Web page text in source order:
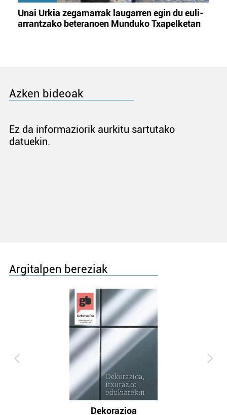
Unai Urkia zegamarrak laugarren egin du euli-
arrantzako beteranoen Munduko Txapelketan
Azken bideoak
Ez da informaziorik aurkitu sartutako
datuekin.
Argitalpen bereziak
Dekorazioa